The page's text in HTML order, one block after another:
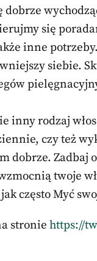
dobrze
się
inne
siebie.
inny rodzaj
czy też
dobrze. Zadbaj
twoje
często Myć
stronie https://